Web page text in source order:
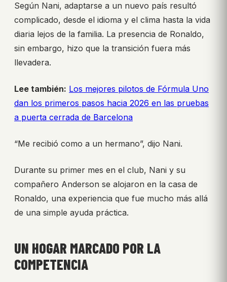
Según Nani, adaptarse a un nuevo país resultó
complicado, desde el idioma y el clima hasta la vida
diaria lejos de la familia. La presencia de Ronaldo,
sin embargo, hizo que la transición fuera más
llevadera.
Lee también: Los mejores pilotos de Fórmula Uno
dan los primeros pasos hacia 2026 en las pruebas
a puerta cerrada de Barcelona
“Me recibió como a un hermano”, dijo Nani.
Durante su primer mes en el club, Nani y su
compañero Anderson se alojaron en la casa de
Ronaldo, una experiencia que fue mucho más allá
de una simple ayuda práctica.
UN HOGAR MARCADO POR LA
COMPETENCIA